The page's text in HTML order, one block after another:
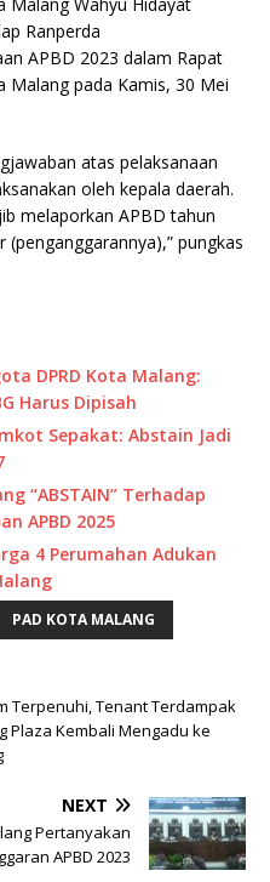
Ranperda
APBD 2023 dalam Rapat
Malang pada Kamis, 30 Mei
atas pelaksanaan
oleh kepala daerah.
melaporkan APBD tahun
pungkas
DPRD Kota Malang:
Harus Dipisah
Sepakat: Abstain Jadi
“ABSTAIN” Terhadap
APBD 2025
4 Perumahan Adukan
PAD KOTA MALANG
Terpenuhi, Tenant Terdampak
Plaza Kembali Mengadu ke
NEXT
Pertanyakan
APBD 2023